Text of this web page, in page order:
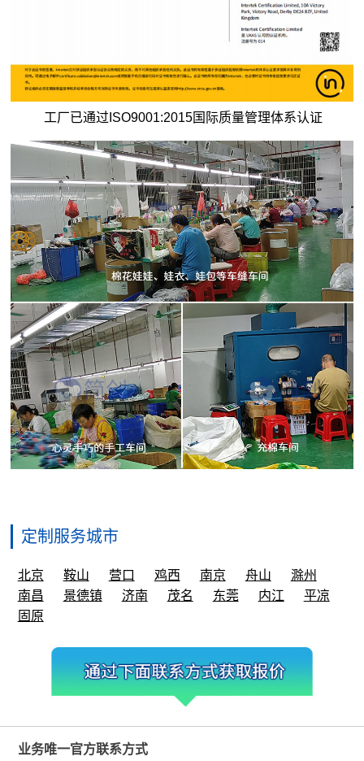
工厂已通过ISO9001:2015国际质量管理体系认证
定制服务城市
北京 鞍山 营口 鸡西 南京 舟山
滁州
南昌
景德镇 济南 茂名 东莞 内江
平凉
固原
业务唯一官方联系方式